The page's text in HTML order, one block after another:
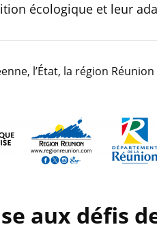
écologique et leur
l’État, la région
aux défis